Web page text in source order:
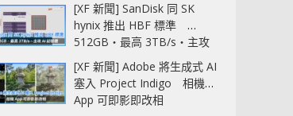
[XF 新聞] SanDisk 同 SK
hynix 推出 HBF 標準
512GB‧最高 3TB/s‧主攻
AI 記憶體
[XF 新聞] Adobe 將生成式 AI
塞入 Project Indigo 相機
App 可即影即改相